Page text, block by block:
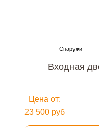
Входная
Цена от:
23 500 руб